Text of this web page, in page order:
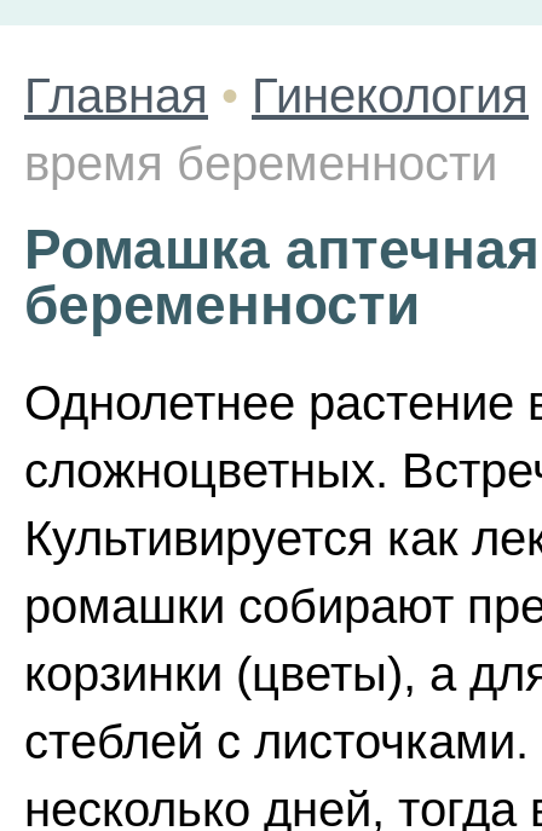
Главная • Гинекология
время беременности
Ромашка
беременности
Однолетнее растение
сложноцветных.
Культивируется как
ромашки собирают
корзинки (цветы), а
стеблей с
несколько дней, тогда